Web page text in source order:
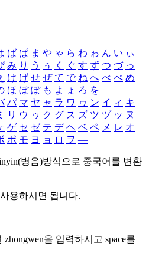
ば ぱ ま や ゃ ら わ ゎ ん い ぃ
み り う ぅ く ぐ す ず つ づ っ
け げ せ ぜ て で ね へ べ ぺ め
ほ ぼ ぽ も よ ょ ろ を
パ マ ヤ ャ ラ ワ ヮ ン イ ィ キ
リ ウ ゥ ク グ ス ズ ツ ヅ ッ ヌ
ゲ セ ゼ テ デ ヘ ベ ペ メ レ オ
ポ モ ヨ ョ ロ ヲ ―
병음)방식으로 중국어를 변환
용하시면 됩니다.
zhongwen을 입력하시고 space를